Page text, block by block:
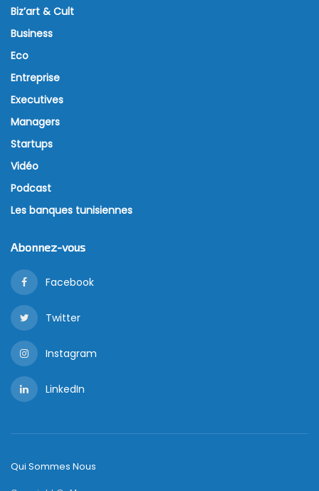
Biz’art & Cult
Business
Eco
Entreprise
Executives
Managers
Startups
Vidéo
Podcast
Les banques tunisiennes
Abonnez-vous
Facebook
Twitter
Instagram
LinkedIn
Qui Sommes Nous